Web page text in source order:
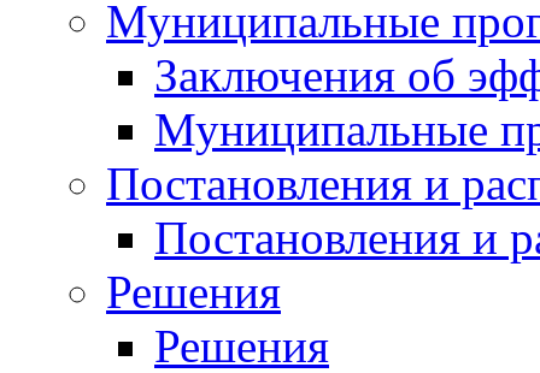
Муниципальные
Заключения об
Муниципальные
Постановления и
Постановления и
Решения
Решения